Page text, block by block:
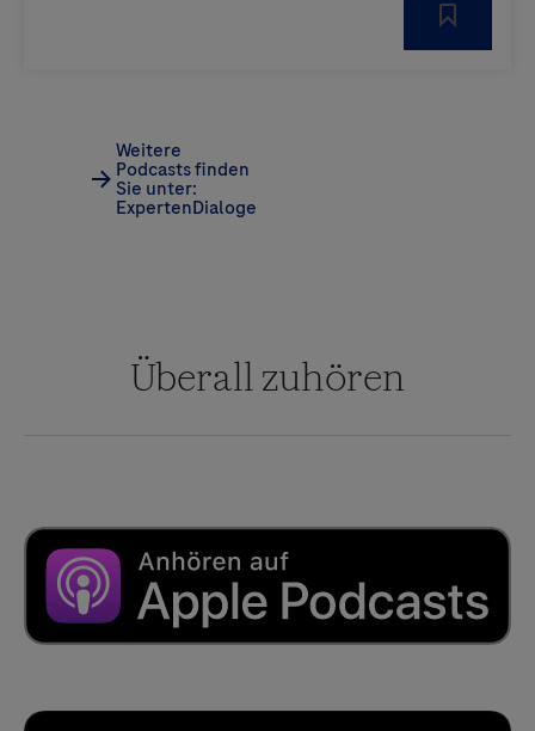
Weitere
Podcasts finden
Sie unter:
ExpertenDialoge
Überall zuhören